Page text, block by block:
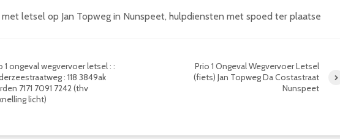
letsel op Jan Topweg in Nunspeet, hulpdiensten met spoed ter plaatse
1 ongeval wegvervoer letsel : :
: 118 3849ak
7171 7091 7242 (thv
licht)
Prio 1 Ongeval Wegvervoer Letsel
(fiets) Jan Topweg Da Costastraat
Nunspeet